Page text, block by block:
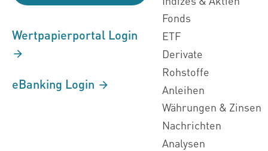
Wertpapierportal Login
eBanking Login
Fonds
ETF
Derivate
Rohstoffe
Anleihen
Währungen & Zinsen
Nachrichten
Analysen